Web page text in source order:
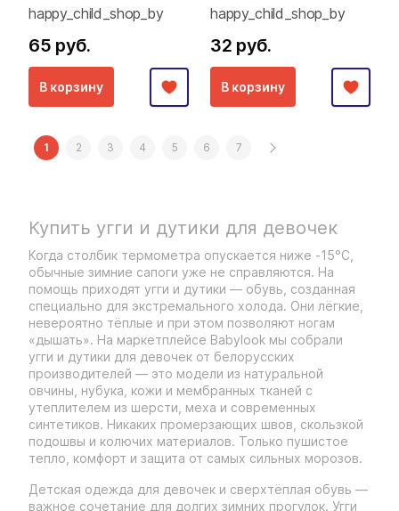
happy_child_shop_by
65 руб.
В корзину
happy_child_shop_by
32 руб.
В корзину
1 2 3 4 5 6 7
Купить угги и дутики для девочек
Когда столбик термометра опускается ниже -15°C,
обычные зимние сапоги уже не справляются. На
помощь приходят угги и дутики — обувь, созданная
специально для экстремального холода. Они лёгкие,
невероятно тёплые и при этом позволяют ногам
«дышать». На маркетплейсе Babylook мы собрали
угги и дутики для девочек от белорусских
производителей — это модели из натуральной
овчины, нубука, кожи и мембранных тканей с
утеплителем из шерсти, меха и современных
синтетиков. Никаких промерзающих швов, скользкой
подошвы и колючих материалов. Только пушистое
тепло, комфорт и защита от самых сильных морозов.
Детская одежда для девочек и сверхтёплая обувь —
важное сочетание для долгих зимних прогулок. Угги